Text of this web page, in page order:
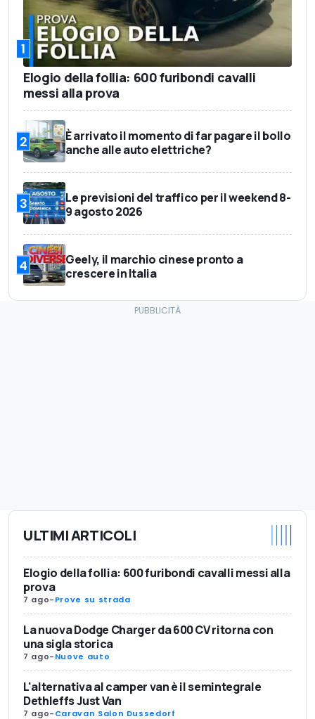
1
Elogio della follia: 600 furibondi cavalli
messi alla prova
2
È arrivato il momento di far pagare il bollo
anche alle auto elettriche?
3
Le previsioni del traffico per il weekend 8-
9 agosto 2026
4
Geely, il marchio cinese pronto a
crescere in Italia
ULTIMI ARTICOLI
Elogio della follia: 600 furibondi cavalli messi alla
prova
7 ago-Prove su strada
La nuova Dodge Charger da 600 CV ritorna con
una sigla storica
7 ago-Nuove auto
L'alternativa al camper van è il semintegrale
Dethleffs Just Van
7 ago-Caravan Salon Dussedorf